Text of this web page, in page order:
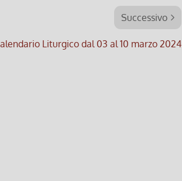
Successivo
Liturgico dal 03 al 10 marzo 2024